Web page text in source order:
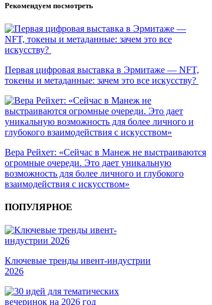
Рекомендуем посмотреть
Первая цифровая выставка в Эрмитаже — NFT,
токены и метаданные: зачем это все искусству?
Вера Рейхет: «Сейчас в Манеж не выстраиваются
огромные очереди. Это дает уникальную
возможность для более личного и глубокого
взаимодействия с искусством»
ПОПУЛЯРНОЕ
Ключевые тренды ивент-индустрии
2026